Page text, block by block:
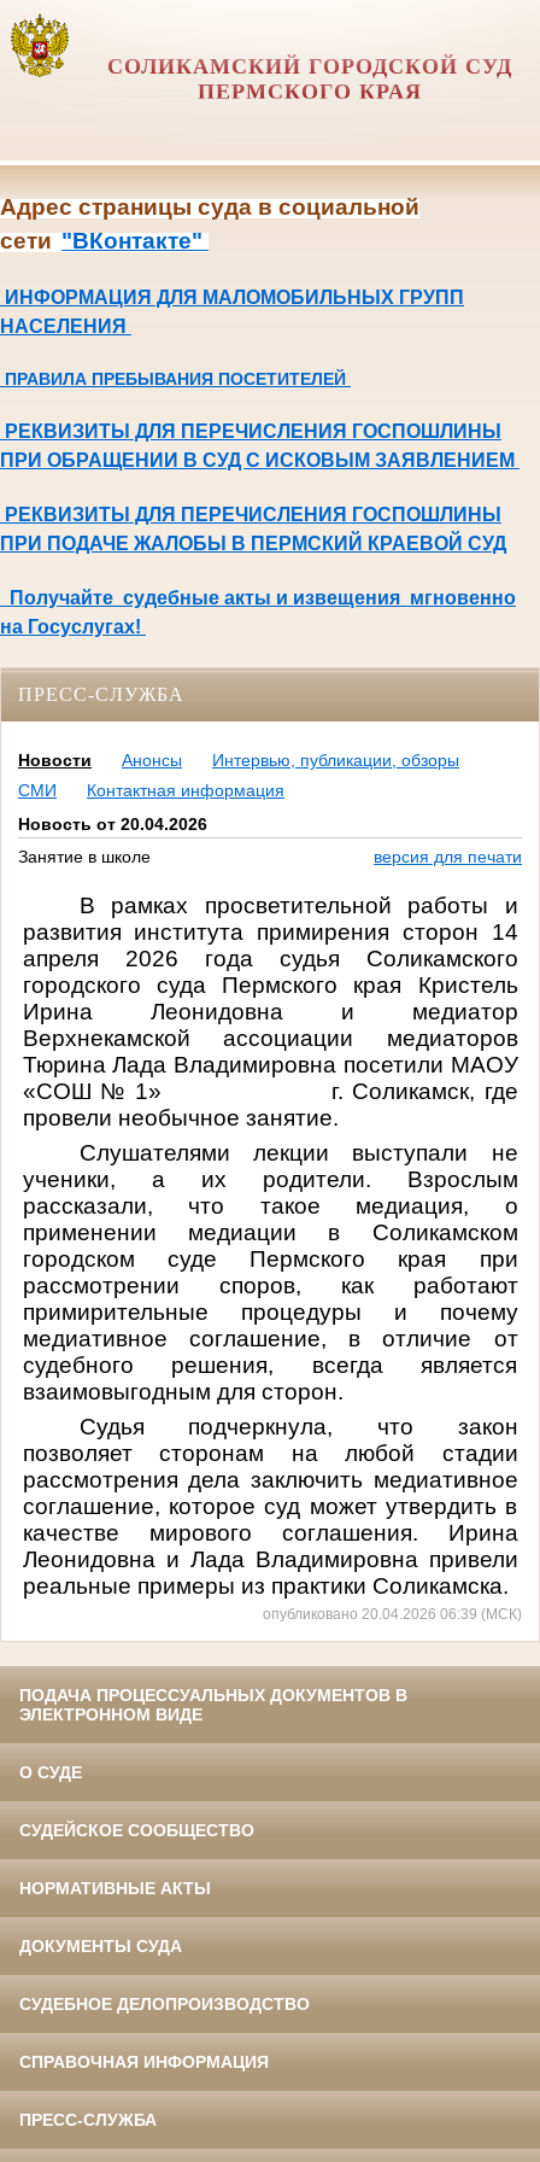
СОЛИКАМСКИЙ ГОРОДСКОЙ СУД
ПЕРМСКОГО КРАЯ
Адрес страницы суда в социальной
сети "ВКонтакте"
ИНФОРМАЦИЯ ДЛЯ МАЛОМОБИЛЬНЫХ ГРУПП
НАСЕЛЕНИЯ
ПРАВИЛА ПРЕБЫВАНИЯ ПОСЕТИТЕЛЕЙ
РЕКВИЗИТЫ ДЛЯ ПЕРЕЧИСЛЕНИЯ ГОСПОШЛИНЫ
ПРИ ОБРАЩЕНИИ В СУД С ИСКОВЫМ ЗАЯВЛЕНИЕМ
РЕКВИЗИТЫ ДЛЯ ПЕРЕЧИСЛЕНИЯ ГОСПОШЛИНЫ
ПРИ ПОДАЧЕ ЖАЛОБЫ В ПЕРМСКИЙ КРАЕВОЙ СУД
Получайте судебные акты и извещения мгновенно
на Госуслугах!
ПРЕСС-СЛУЖБА
Новости Анонсы
Интервью, публикации, обзоры
СМИ
Контактная информация
Новость от 20.04.2026
Занятие в школе
версия для печати
В рамках просветительной работы и
развития института примирения сторон 14
апреля 2026 года судья Соликамского
городского суда Пермского края Кристель
Ирина Леонидовна и медиатор
Верхнекамской ассоциации медиаторов
Тюрина Лада Владимировна посетили МАОУ
«СОШ № 1» г. Соликамск, где
провели необычное занятие.
Слушателями лекции выступали не
ученики, а их родители. Взрослым
рассказали, что такое медиация, о
применении медиации в Соликамском
городском суде Пермского края при
рассмотрении споров, как работают
примирительные процедуры и почему
медиативное соглашение, в отличие от
судебного решения, всегда является
взаимовыгодным для сторон.
Судья подчеркнула, что закон
позволяет сторонам на любой стадии
рассмотрения дела заключить медиативное
соглашение, которое суд может утвердить в
качестве мирового соглашения. Ирина
Леонидовна и Лада Владимировна привели
реальные примеры из практики Соликамска.
опубликовано 20.04.2026 06:39 (МСК)
ПОДАЧА ПРОЦЕССУАЛЬНЫХ ДОКУМЕНТОВ В
ЭЛЕКТРОННОМ ВИДЕ
О СУДЕ
СУДЕЙСКОЕ СООБЩЕСТВО
НОРМАТИВНЫЕ АКТЫ
ДОКУМЕНТЫ СУДА
СУДЕБНОЕ ДЕЛОПРОИЗВОДСТВО
СПРАВОЧНАЯ ИНФОРМАЦИЯ
ПРЕСС-СЛУЖБА